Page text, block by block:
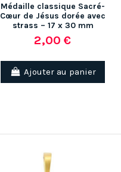
Médaille classique Sacré-
Cœur de Jésus dorée avec
strass – 17 x 30 mm
2,00 €
Ajouter au panier